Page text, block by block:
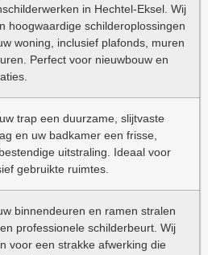
in Hechtel-Eksel. Wij
hoogwaardige schilderoplossingen
woning, inclusief plafonds, muren
Perfect voor nieuwbouw en
trap een duurzame, slijtvaste
en uw badkamer een frisse,
uitstraling. Ideaal voor
gebruikte ruimtes.
binnendeuren en ramen stralen
professionele schilderbeurt. Wij
voor een strakke afwerking die